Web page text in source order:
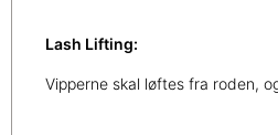
Lash Lifting:
Vipperne skal løftes fra roden,